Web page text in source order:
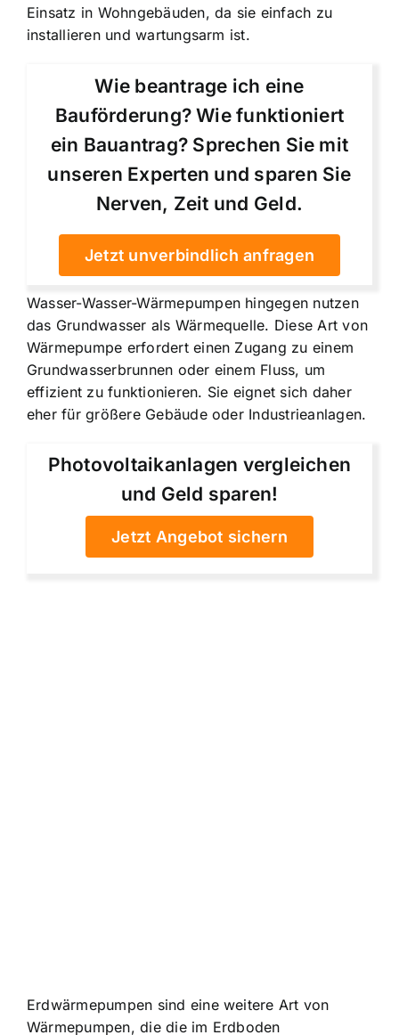
Einsatz in Wohngebäuden, da sie einfach zu
installieren und wartungsarm ist.
Wie beantrage ich eine
Bauförderung? Wie funktioniert
ein Bauantrag? Sprechen Sie mit
unseren Experten und sparen Sie
Nerven, Zeit und Geld.
Jetzt unverbindlich anfragen
Wasser-Wasser-Wärmepumpen hingegen nutzen
das Grundwasser als Wärmequelle. Diese Art von
Wärmepumpe erfordert einen Zugang zu einem
Grundwasserbrunnen oder einem Fluss, um
effizient zu funktionieren. Sie eignet sich daher
eher für größere Gebäude oder Industrieanlagen.
Photovoltaikanlagen vergleichen
und Geld sparen!
Jetzt Angebot sichern
Erdwärmepumpen sind eine weitere Art von
Wärmepumpen, die die im Erdboden